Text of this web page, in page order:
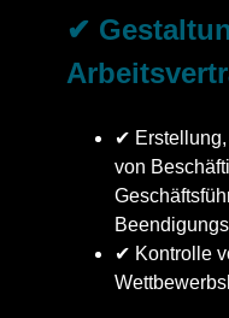
✔
✔
von
✔ Kontrolle